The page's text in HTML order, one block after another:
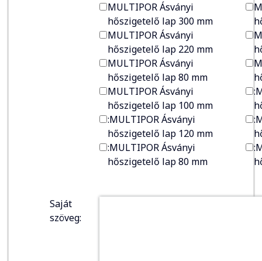
MULTIPOR Ásványi
hőszigetelő lap 300 mm
MULTIPOR Ásványi
hőszigetelő lap 220 mm
MULTIPOR Ásványi
hőszigetelő lap 80 mm
MULTIPOR Ásványi
hőszigetelő lap 100 mm
:MULTIPOR Ásványi
hőszigetelő lap 120 mm
:MULTIPOR Ásványi
hőszigetelő lap 80 mm
Saját
szöveg: